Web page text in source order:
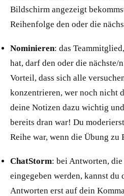
Bildschirm angezeigt
Reihenfolge den oder die
Nominieren: das
hat, darf den oder die nächste/
Vorteil, dass sich alle
konzentrieren, wer noch nicht
deine Notizen dazu wichtig
bereits dran war! Du
Reihe war, wenn die Übung zu
ChatStorm: bei Antworten,
eingegeben werden, kannst
Antworten erst auf dein